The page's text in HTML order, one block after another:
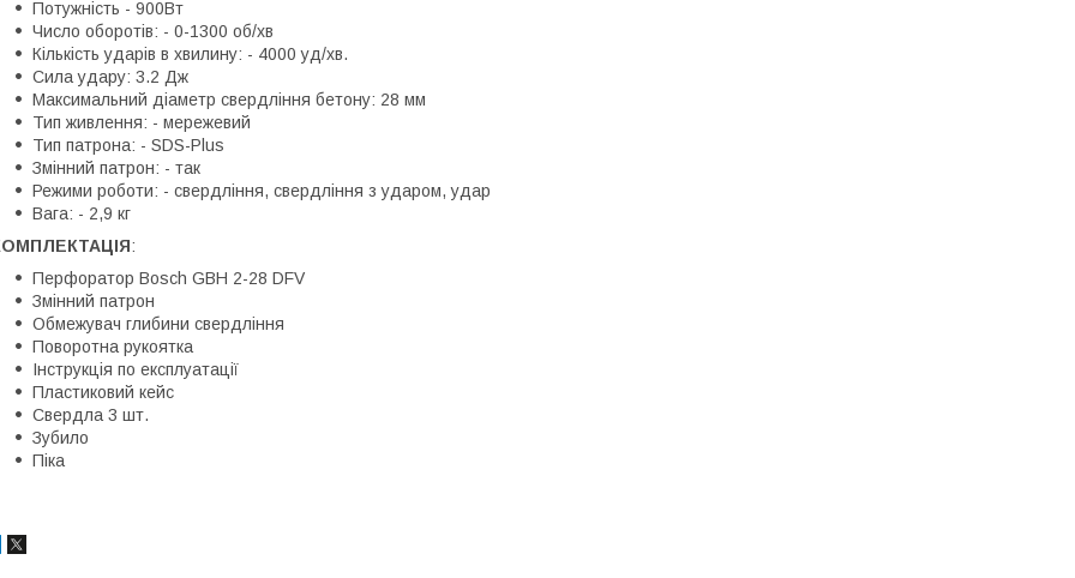
Потужність - 900Вт
Число оборотів: - 0-1300 об/хв
Кількість ударів в хвилину: - 4000 уд/хв.
Сила удару: 3.2 Дж
Максимальний діаметр свердління бетону: 28 мм
Тип живлення: - мережевий
Тип патрона: - SDS-Plus
Змінний патрон: - так
Режими роботи: - свердління, свердління з ударом, удар
Вага: - 2,9 кг
:
Перфоратор Bosch GBH 2-28 DFV
Змінний патрон
Обмежувач глибини свердління
Поворотна рукоятка
Інструкція по експлуатації
Пластиковий кейс
Свердла 3 шт.
Зубило
Піка